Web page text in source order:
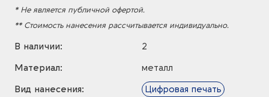
* Не является публичной офертой.
** Стоимость нанесения рассчитывается индивидуально.
В наличии:
2
Материал:
металл
Вид нанесения:
Цифровая печать